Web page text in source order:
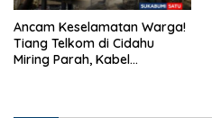
Ancam Keselamatan Warga!
Tiang Telkom di Cidahu
Miring Parah, Kabel